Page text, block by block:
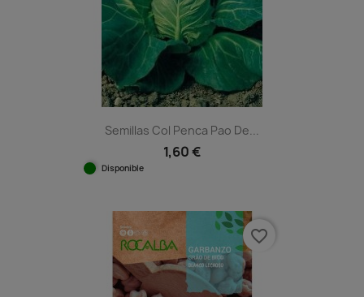
Semillas Col Penca Pao De...
1,60 €
Disponible
favorite_border